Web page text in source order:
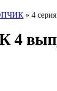
» 4 серия